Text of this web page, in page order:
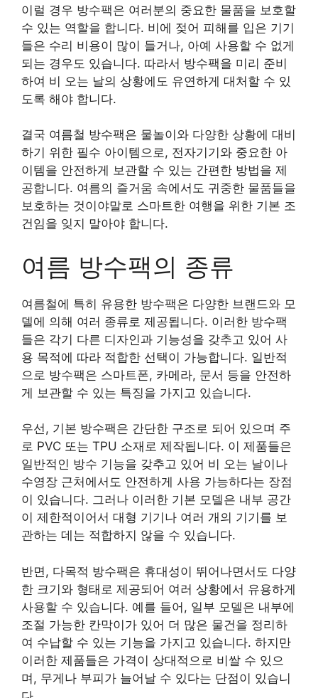
이럴 경우 방수팩은 여러분의 중요한 물품을 보호할
수 있는 역할을 합니다. 비에 젖어 피해를 입은 기기
들은 수리 비용이 많이 들거나, 아예 사용할 수 없게
되는 경우도 있습니다. 따라서 방수팩을 미리 준비
하여 비 오는 날의 상황에도 유연하게 대처할 수 있
도록 해야 합니다.
결국 여름철 방수팩은 물놀이와 다양한 상황에 대비
하기 위한 필수 아이템으로, 전자기기와 중요한 아
이템을 안전하게 보관할 수 있는 간편한 방법을 제
공합니다. 여름의 즐거움 속에서도 귀중한 물품들을
보호하는 것이야말로 스마트한 여행을 위한 기본 조
건임을 잊지 말아야 합니다.
여름 방수팩의 종류
여름철에 특히 유용한 방수팩은 다양한 브랜드와 모
델에 의해 여러 종류로 제공됩니다. 이러한 방수팩
들은 각기 다른 디자인과 기능성을 갖추고 있어 사
용 목적에 따라 적합한 선택이 가능합니다. 일반적
으로 방수팩은 스마트폰, 카메라, 문서 등을 안전하
게 보관할 수 있는 특징을 가지고 있습니다.
우선, 기본 방수팩은 간단한 구조로 되어 있으며 주
로 PVC 또는 TPU 소재로 제작됩니다. 이 제품들은
일반적인 방수 기능을 갖추고 있어 비 오는 날이나
수영장 근처에서도 안전하게 사용 가능하다는 장점
이 있습니다. 그러나 이러한 기본 모델은 내부 공간
이 제한적이어서 대형 기기나 여러 개의 기기를 보
관하는 데는 적합하지 않을 수 있습니다.
반면, 다목적 방수팩은 휴대성이 뛰어나면서도 다양
한 크기와 형태로 제공되어 여러 상황에서 유용하게
사용할 수 있습니다. 예를 들어, 일부 모델은 내부에
조절 가능한 칸막이가 있어 더 많은 물건을 정리하
여 수납할 수 있는 기능을 가지고 있습니다. 하지만
이러한 제품들은 가격이 상대적으로 비쌀 수 있으
며, 무게나 부피가 늘어날 수 있다는 단점이 있습니